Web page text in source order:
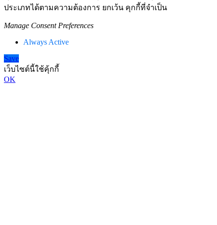
ประเภทได้ตามความต้องการ ยกเว้น คุกกี้ที่จำเป็น
Manage Consent Preferences
Always Active
Save
เว็บไซต์นี้ใช้คุ้กกี้
OK